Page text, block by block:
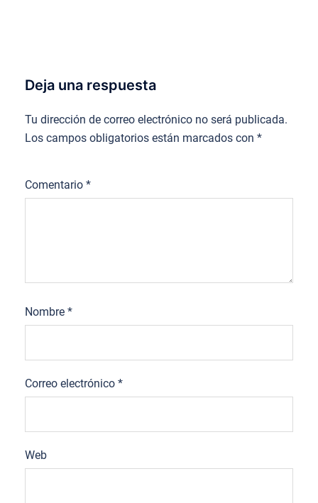
Deja una respuesta
Tu dirección de correo electrónico no será publicada.
Los campos obligatorios están marcados con *
Comentario *
Nombre *
Correo electrónico *
Web